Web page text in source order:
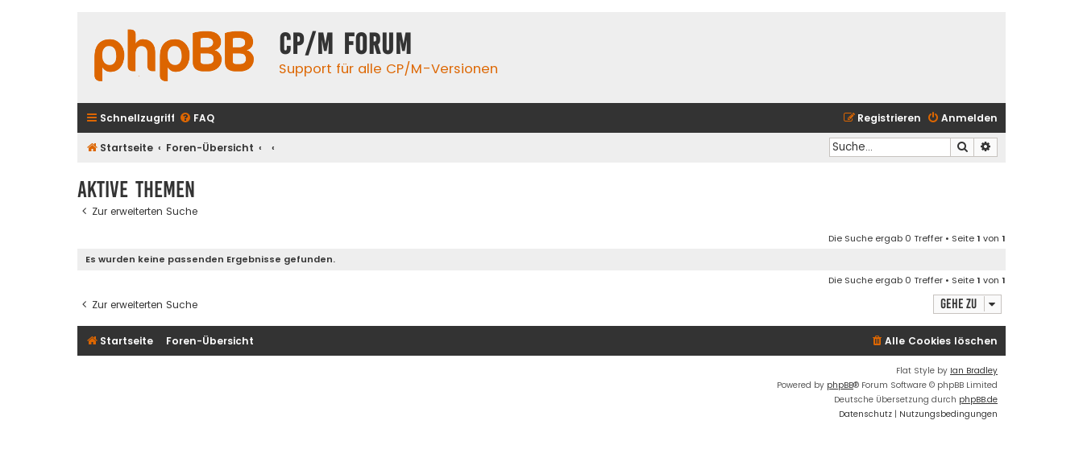
CP/M Forum
Support für alle CP/M-Versionen
Schnellzugriff FAQ Anmelden
Registrieren
Startseite Foren-Übersicht Suche
Aktive Themen
Zur erweiterten Suche
Die Suche ergab 0 Treffer • Seite1 von 1
Es wurden keine passenden Ergebnisse gefunden.
Die Suche ergab 0 Treffer • Seite1 von 1
Zur erweiterten Suche Gehe zu
Startseite Foren-Übersicht Alle Cookies löschen
Flat Style by Ian Bradley
Powered by phpBB® Forum Software © phpBB Limited
Deutsche Übersetzung durch phpBB.de
Datenschutz | Nutzungsbedingungen